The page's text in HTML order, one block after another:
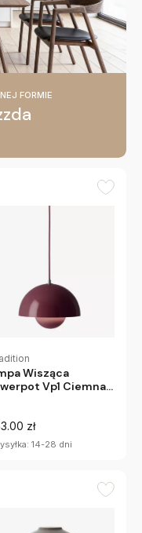
FORMIE
Wisząca
Vp1 Ciemna
zł
14-28 dni